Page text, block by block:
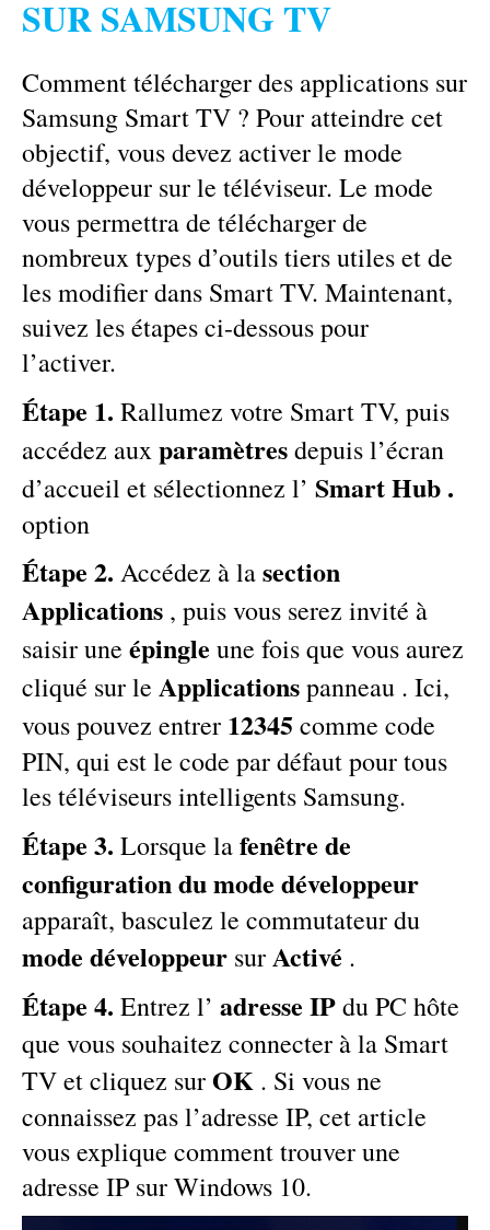
SUR SAMSUNG TV
Comment télécharger des applications sur
Samsung Smart TV ? Pour atteindre cet
objectif, vous devez activer le mode
développeur sur le téléviseur. Le mode
vous permettra de télécharger de
nombreux types d’outils tiers utiles et de
les modifier dans Smart TV. Maintenant,
suivez les étapes ci-dessous pour
l’activer.
Étape 1. Rallumez votre Smart TV, puis
accédez auxparamètresdepuis l’écran
d’accueil et sélectionnez l’ Smart Hub .
option
Étape 2. Accédez à lasection
Applications , puis vous serez invité à
saisir une épingle une fois que vous aurez
cliqué sur le Applicationspanneau . Ici,
vous pouvez entrer 12345comme code
PIN, qui est le code par défaut pour tous
les téléviseurs intelligents Samsung.
Étape 3. Lorsque lafenêtre de
configuration du mode développeur
apparaît, basculez le commutateur du
mode développeur surActivé .
Étape 4. Entrez l’ adresse IPdu PC hôte
que vous souhaitez connecter à la Smart
TV et cliquez surOK . Si vous ne
connaissez pas l’adresse IP, cet article
vous explique comment trouver une
adresse IP sur Windows 10.